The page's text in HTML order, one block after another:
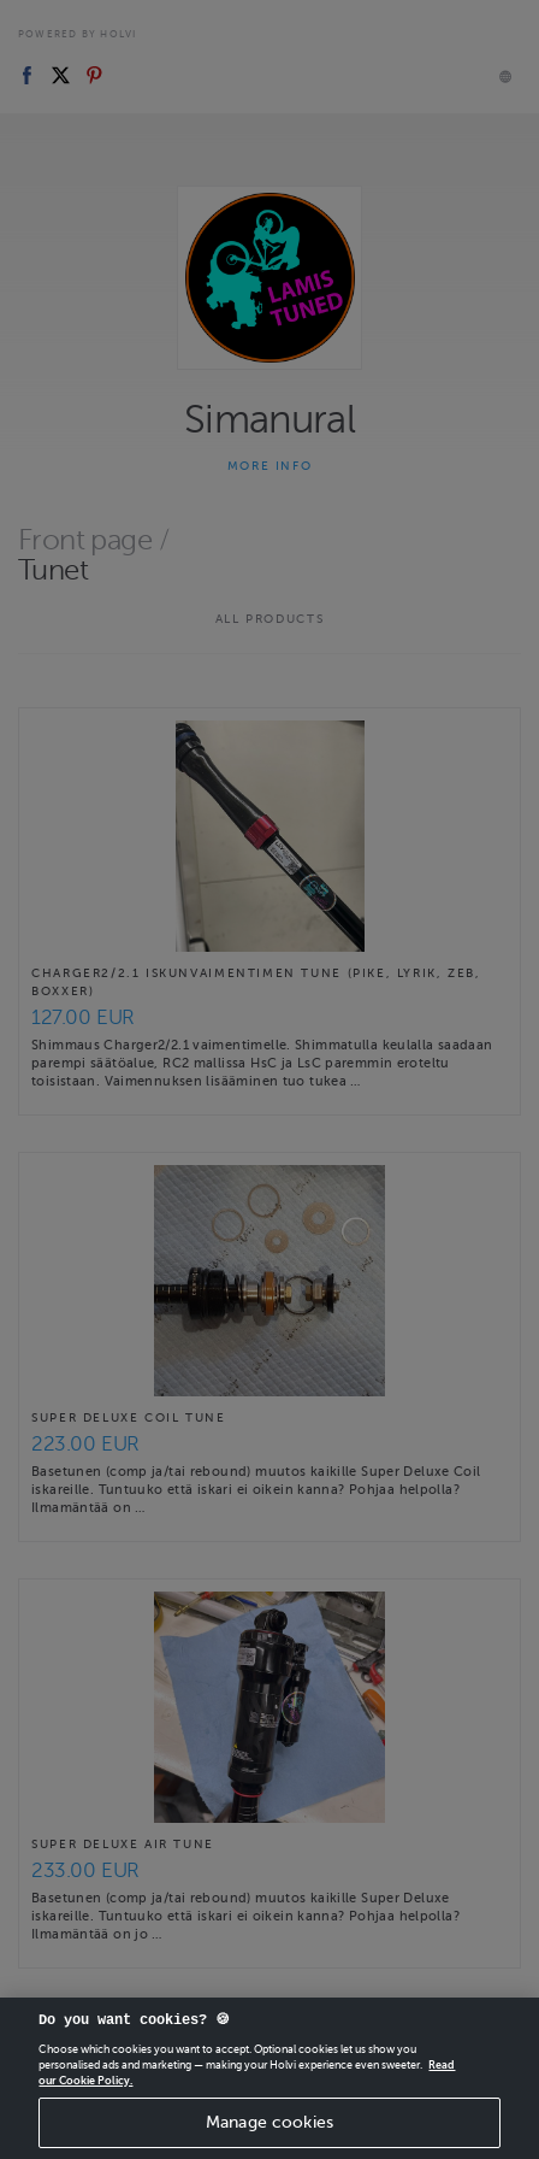
POWERED BY HOLVI
Simanural
Ks. myös edustukset
Huolloissa pyrimme löytämään tapauskohtaisesti optimaalisen
https://linktr.ee/simanural
MORE INFO
Front page /
Tunet
ALL PRODUCTS
CHARGER2/2.1 ISKUNVAIMENTIMEN TUNE (PIKE, LYRIK, ZEB,
BOXXER)
127.00 EUR
Shimmaus Charger2/2.1 vaimentimelle. Shimmatulla keulalla saadaan
parempi säätöalue, RC2 mallissa HsC ja LsC paremmin eroteltu
toisistaan. Vaimennuksen lisääminen tuo tukea …
SUPER DELUXE COIL TUNE
223.00 EUR
Basetunen (comp ja/tai rebound) muutos kaikille Super Deluxe Coil
iskareille. Tuntuuko että iskari ei oikein kanna? Pohjaa helpolla?
Ilmamäntää on …
SUPER DELUXE AIR TUNE
233.00 EUR
Basetunen (comp ja/tai rebound) muutos kaikille Super Deluxe
iskareille. Tuntuuko että iskari ei oikein kanna? Pohjaa helpolla?
Ilmamäntää on jo …
CREATEYOUR OWN HOLVI ONLINE STORE IN MINUTES.
Do you want cookies? 🍪
Choose which cookies you want to accept. Optional cookies let us show you
personalised ads and marketing — making your Holvi experience even sweeter.
Read
our Cookie Policy.
Manage cookies